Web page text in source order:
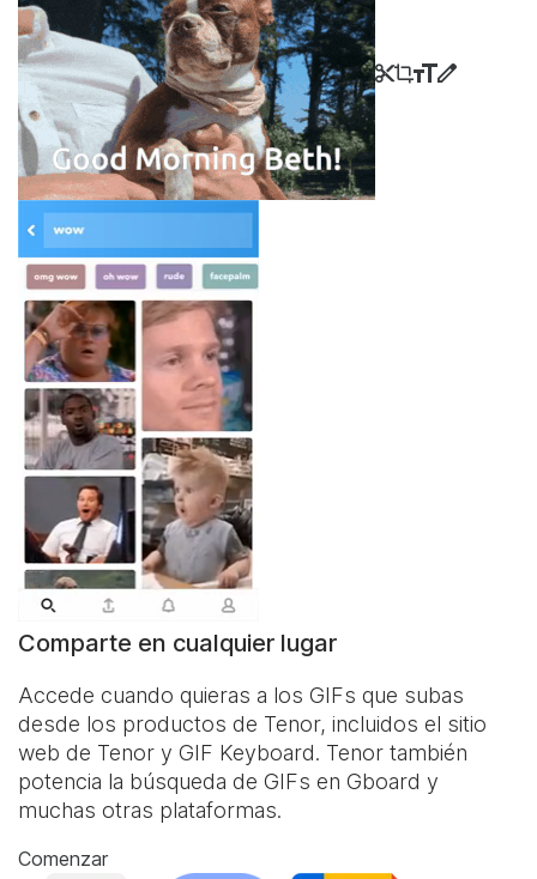
Comparte en cualquier lugar
Accede cuando quieras a los GIFs que subas
desde los productos de Tenor, incluidos el sitio
web de Tenor y GIF Keyboard. Tenor también
potencia la búsqueda de GIFs en Gboard y
muchas otras plataformas.
Comenzar